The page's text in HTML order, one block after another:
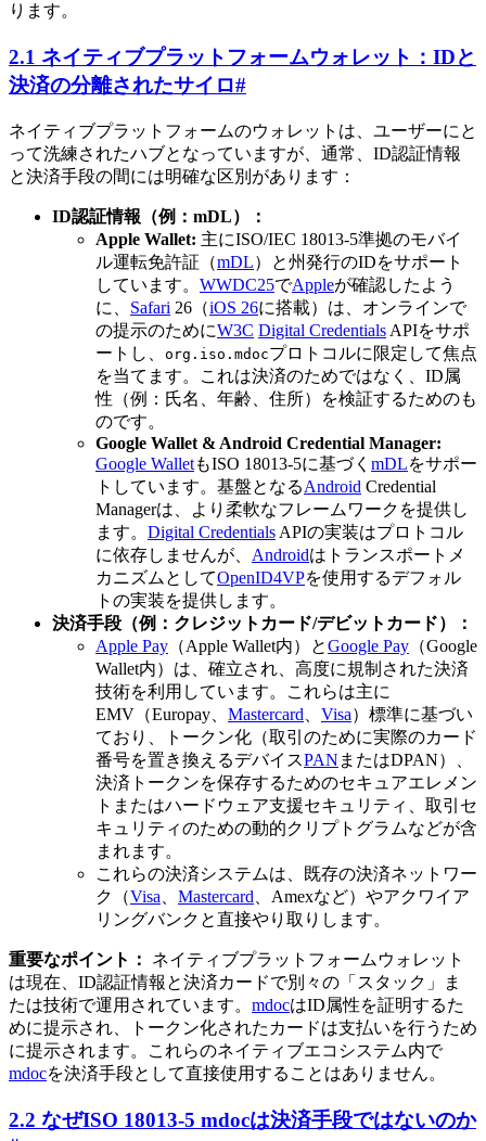
ります。
2.1 ネイティブプラットフォームウォレット：IDと
決済の分離されたサイロ#
ネイティブプラットフォームのウォレットは、ユーザーにと
って洗練されたハブとなっていますが、通常、ID認証情報
と決済手段の間には明確な区別があります：
ID認証情報（例：mDL）：
Apple Wallet: 主にISO/IEC 18013-5準拠のモバイ
ル運転免許証（mDL）と州発行のIDをサポート
しています。 WWDC25でAppleが確認したよう
に、 Safari 26（iOS 26に搭載）は、オンラインで
の提示のためにW3C Digital Credentials APIをサポ
ートし、 org.iso.mdocプロトコルに限定して焦点
を当てます。これは決済のためではなく、ID属
性（例：氏名、年齢、住所）を検証するためのも
のです。
Google Wallet & Android Credential Manager:
Google WalletもISO 18013-5に基づく mDLをサポー
トしています。基盤となるAndroid Credential
Managerは、より柔軟なフレームワークを提供し
ます。 Digital Credentials APIの実装はプロトコル
に依存しませんが、 Androidはトランスポートメ
カニズムとしてOpenID4VPを使用するデフォル
トの実装を提供します。
決済手段（例：クレジットカード/デビットカード）：
Apple Pay （Apple Wallet内）とGoogle Pay （Google
Wallet内）は、確立され、高度に規制された決済
技術を利用しています。これらは主に
EMV（Europay、 Mastercard Visa）標準に基づい
ており、トークン化（取引のために実際のカード
番号を置き換えるデバイスPAN またはDPAN）、
決済トークンを保存するためのセキュアエレメン
トまたはハードウェア支援セキュリティ、取引セ
キュリティのための動的クリプトグラムなどが含
まれます。
これらの決済システムは、既存の決済ネットワー
ク（Visa Mastercard 、Amexなど）やアクワイア
リングバンクと直接やり取りします。
重要なポイント：
ネイティブプラットフォームウォレット
は現在、ID認証情報と決済カードで別々の「スタック」ま
たは技術で運用されています。 mdocはID属性を証明するた
めに提示され、トークン化されたカードは支払いを行うため
に提示されます。これらのネイティブエコシステム内で
mdocを決済手段として直接使用することはありません。
2.2 なぜISO 18013-5 mdocは決済手段ではないのか